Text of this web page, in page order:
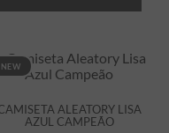
NEW
ALEATORY LISA
AZUL CAMPEÃO